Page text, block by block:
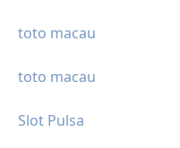
toto macau
toto macau
Slot Pulsa